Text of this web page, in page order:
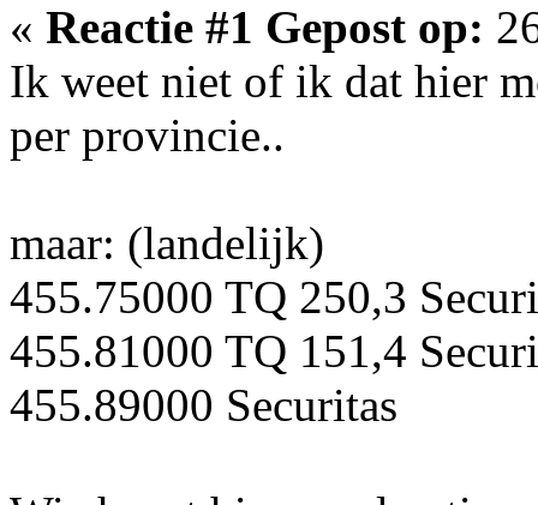
« Reactie #1 Gepost op:
Ik weet niet of ik dat hier
per provincie..
maar: (landelijk)
455.75000 TQ 250,3
455.81000 TQ 151,4
455.89000 Securitas